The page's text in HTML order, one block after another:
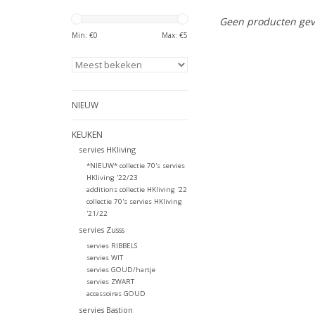
Min: €0 Max: €5
NIEUW
KEUKEN
servies HKliving
*NIEUW* collectie 70's servies
HKliving '22/23
additions collectie HKliving '22
collectie 70's servies HKliving
'21/22
servies Zusss
servies RIBBELS
servies WIT
servies GOUD/hartje
servies ZWART
accessoires GOUD
servies Bastion
Geen producten